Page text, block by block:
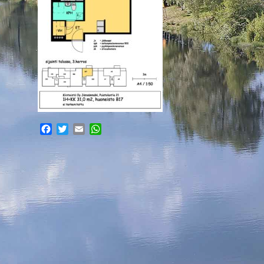
FacebookTwitterEmail